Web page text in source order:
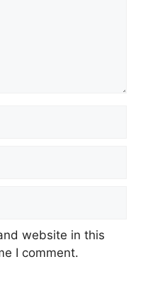
website in this
I comment.